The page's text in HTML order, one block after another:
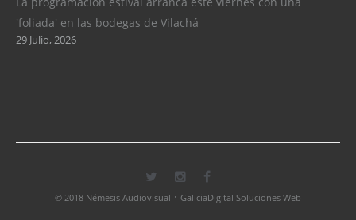
'foliada' en las bodegas de Vilachá
29 Julio, 2026
© 2018 Némesis Audiovisual · GaliciaDigital Soluciones Web